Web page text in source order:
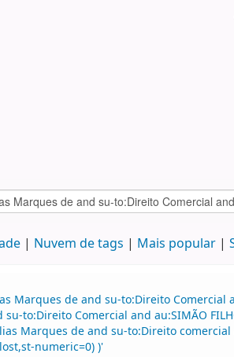
Nuvem de tags Mais popular
Marques de and su-to:Direito
su-to:Direito Comercial and au:SIMÃO
Marques de and su-to:Direito
numeric=0) )'